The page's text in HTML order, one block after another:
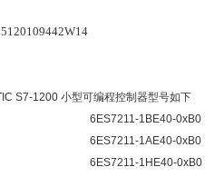
S7-1200 小型可编程控制器型号如下
6ES7211-1BE40-0xB0
6ES7211-1AE40-0xB0
6ES7211-1HE40-0xB0